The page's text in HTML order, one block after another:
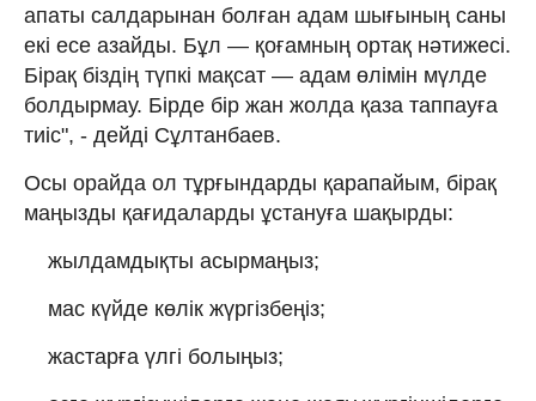
апаты салдарынан болған адам шығының саны
екі есе азайды. Бұл — қоғамның ортақ нәтижесі.
Бірақ біздің түпкі мақсат — адам өлімін мүлде
болдырмау. Бірде бір жан жолда қаза таппауға
тиіс", - дейді Сұлтанбаев.
Осы орайда ол тұрғындарды қарапайым, бірақ
маңызды қағидаларды ұстануға шақырды:
жылдамдықты асырмаңыз;
мас күйде көлік жүргізбеңіз;
жастарға үлгі болыңыз;